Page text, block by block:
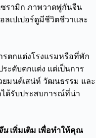
ซรามิก ภาพวาดพู่กันจีน
ลเปเปอร์ดูมีชีวิตชีวาและ
รตกแต่งโรงแรมหรือที่พัก
ะดับตกแต่ง แต่เป็นการ
ยมนต์เสน่ห์ วัฒนธรรม และ
ด้รับประสบการณ์ที่น่า
นเพิ่มเติม เพื่อทำให้คุณ